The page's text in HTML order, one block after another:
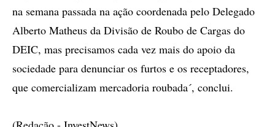
na semana passada na ação coordenada pelo Delegado
Alberto Matheus da Divisão de Roubo de Cargas do
DEIC, mas precisamos cada vez mais do apoio da
sociedade para denunciar os furtos e os receptadores,
que comercializam mercadoria roubada´, conclui.